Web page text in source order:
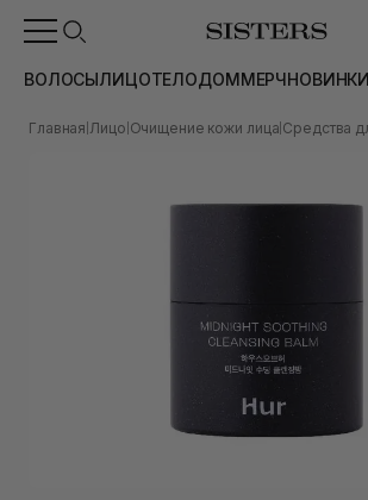
ВОЛОСЫЛИЦОТЕЛОДОММЕРЧНОВИНКИ
Главная Лицо Очищение кожи лица Средства